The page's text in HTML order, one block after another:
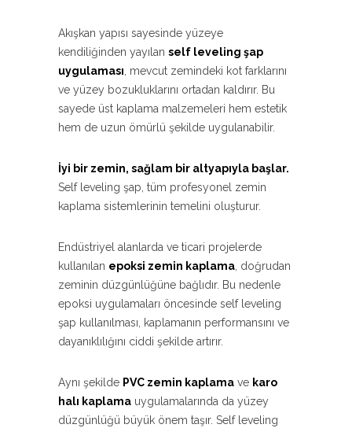
Akışkan yapısı sayesinde yüzeye
kendiliğinden yayılan self leveling şap
uygulaması, mevcut zemindeki kot farklarını
ve yüzey bozukluklarını ortadan kaldırır. Bu
sayede üst kaplama malzemeleri hem estetik
hem de uzun ömürlü şekilde uygulanabilir.
İyi bir zemin, sağlam bir altyapıyla başlar.
Self leveling şap, tüm profesyonel zemin
kaplama sistemlerinin temelini oluşturur.
Endüstriyel alanlarda ve ticari projelerde
kullanılan epoksi zemin kaplama, doğrudan
zeminin düzgünlüğüne bağlıdır. Bu nedenle
epoksi uygulamaları öncesinde self leveling
şap kullanılması, kaplamanın performansını ve
dayanıklılığını ciddi şekilde artırır.
Aynı şekilde PVC zemin kaplama ve karo
halı kaplama uygulamalarında da yüzey
düzgünlüğü büyük önem taşır. Self leveling